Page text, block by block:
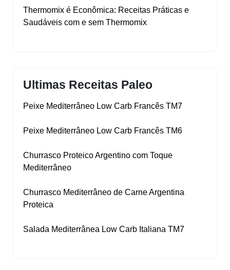
Thermomix é Econômica: Receitas Práticas e
Saudáveis com e sem Thermomix
Ultimas Receitas Paleo
Peixe Mediterrâneo Low Carb Francês TM7
Peixe Mediterrâneo Low Carb Francês TM6
Churrasco Proteico Argentino com Toque
Mediterrâneo
Churrasco Mediterrâneo de Carne Argentina
Proteica
Salada Mediterrânea Low Carb Italiana TM7